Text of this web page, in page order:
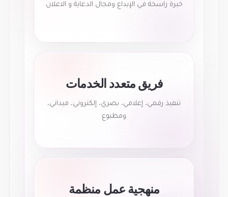
خبرة راسخة في الإبداع ومجال الدعاية و الاعلان
فريق متعدد الخدمات
تنفيذ رقمي، إعلامي، بصري، إلكتروني، ميداني،
منهجية عمل منظمة